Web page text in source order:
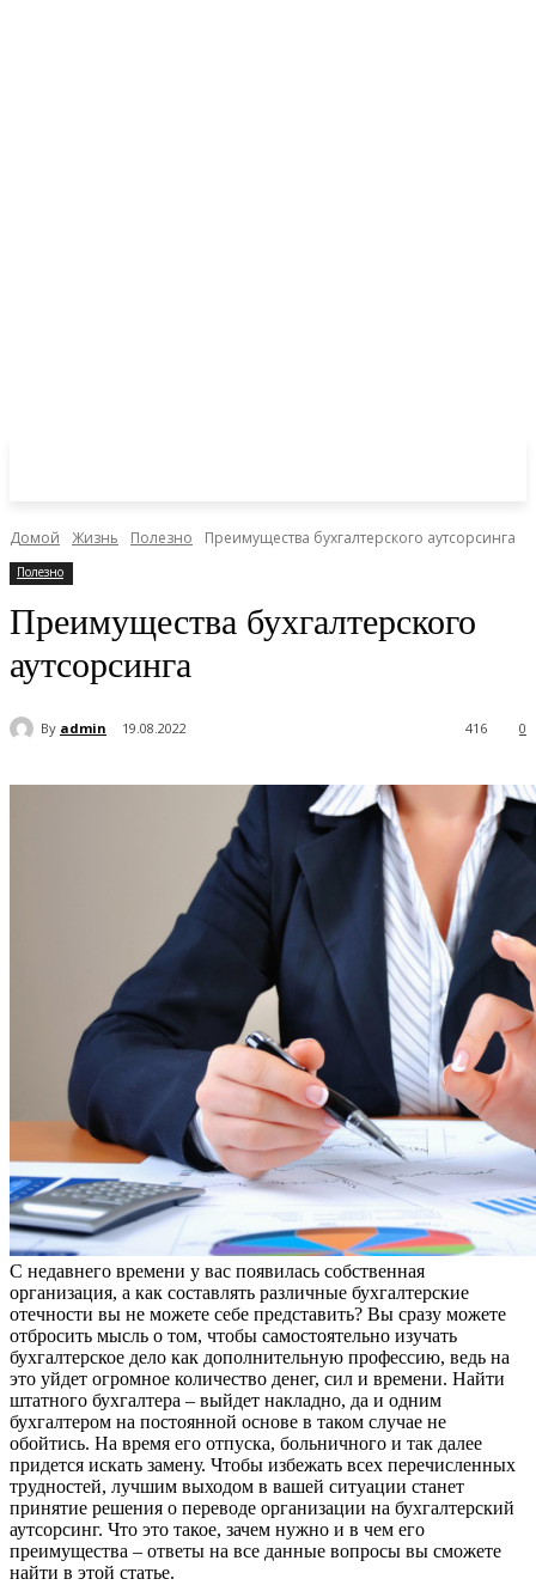
Домой Жизнь Полезно Преимущества бухгалтерского аутсорсинга
Полезно
Преимущества бухгалтерского
аутсорсинга
By admin 19.08.2022 0
416
С недавнего времени у вас появилась собственная
организация, а как составлять различные бухгалтерские
отечности вы не можете себе представить? Вы сразу можете
отбросить мысль о том, чтобы самостоятельно изучать
бухгалтерское дело как дополнительную профессию, ведь на
это уйдет огромное количество денег, сил и времени. Найти
штатного бухгалтера – выйдет накладно, да и одним
бухгалтером на постоянной основе в таком случае не
обойтись. На время его отпуска, больничного и так далее
придется искать замену. Чтобы избежать всех перечисленных
трудностей, лучшим выходом в вашей ситуации станет
принятие решения о переводе организации на бухгалтерский
аутсорсинг. Что это такое, зачем нужно и в чем его
преимущества – ответы на все данные вопросы вы сможете
найти в этой статье.